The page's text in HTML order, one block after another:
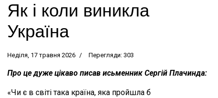
Як і коли виникла
Україна
Неділя, 17 травня 2026 Перегляди: 303
Про це дуже цікаво писав исьменник Сергій Плачинда:
«Чи є в світі така країна, яка пройшла б